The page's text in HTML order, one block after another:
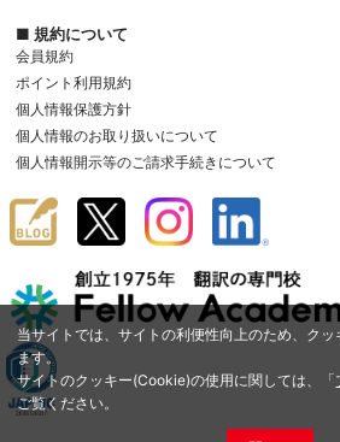
当サイトでは、サイトの利便性向上のため、ク
ます。
サイトのクッキー(Cookie)の使用に関しては、「
ご覧ください。
■ 規約について
会員規約
ポイント利用規約
個人情報保護方針
個人情報のお取り扱いについて
個人情報開示等のご請求手続きについて